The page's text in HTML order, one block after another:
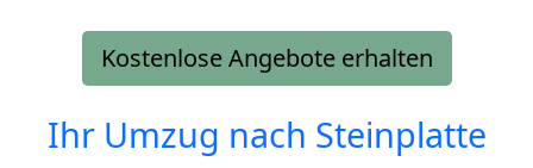
Kostenlose Angebote erhalten
Ihr Umzug nach Steinplatte